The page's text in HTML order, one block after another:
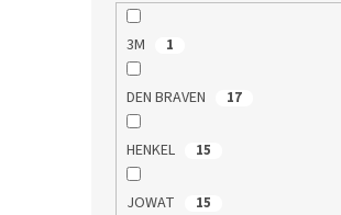
3M 1
DEN BRAVEN 17
HENKEL 15
JOWAT 15